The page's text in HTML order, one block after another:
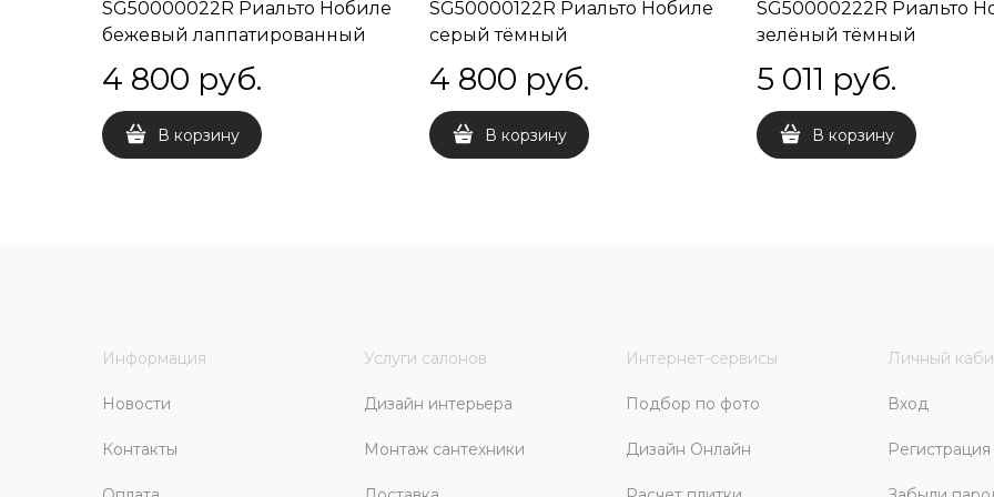
SG50000022R Риальто Нобиле
бежевый лаппатированный
обрезной 60x119,5x0,9
4 800 руб.
В корзину
SG50000122R Риальто Нобиле
серый тёмный
лаппатированный обрезной
60x119,5x0,9
4 800 руб.
В корзину
SG50000222R Риальто
зелёный тёмный
лаппатированный
60x119,5x0,9
5 011 руб.
В корзину
Информация
Новости
Контакты
Услуги салонов
Дизайн интерьера
Монтаж сантехники
Интернет-сервисы
Подбор по фото
Дизайн Онлайн
Личный
Вход
Регистрация